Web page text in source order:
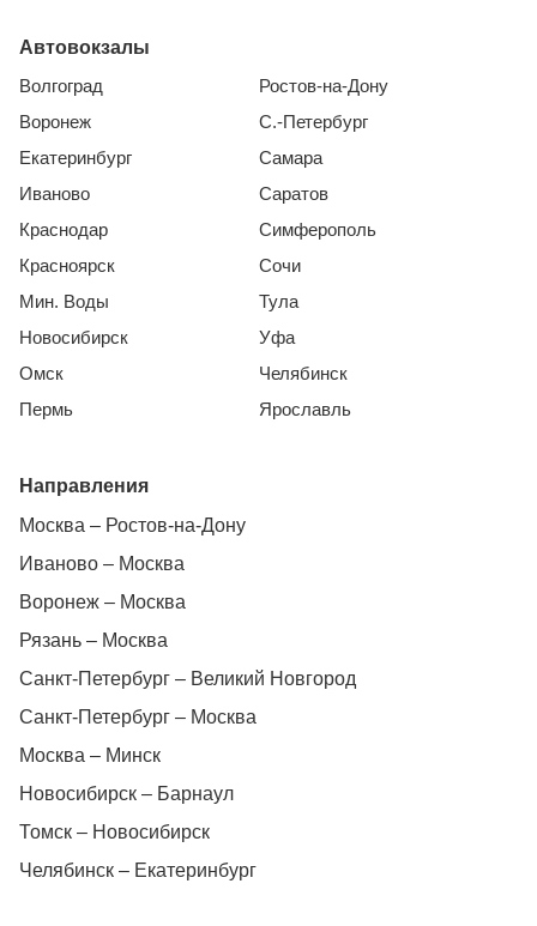
Автовокзалы
Волгоград
Воронеж
Екатеринбург
Иваново
Краснодар
Красноярск
Мин. Воды
Новосибирск
Омск
Пермь
Ростов-на-Дону
С.-Петербург
Самара
Саратов
Симферополь
Сочи
Тула
Уфа
Челябинск
Ярославль
Направления
Москва – Ростов-на-Дону
Иваново – Москва
Воронеж – Москва
Рязань – Москва
Санкт-Петербург – Великий Новгород
Санкт-Петербург – Москва
Москва – Минск
Новосибирск – Барнаул
Томск – Новосибирск
Челябинск – Екатеринбург